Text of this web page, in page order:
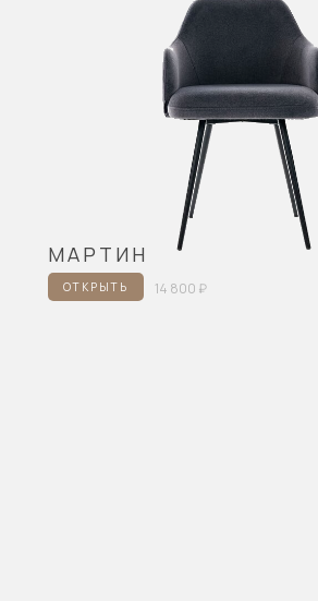
МАРТИН
ОТКРЫТЬ 14 800 ₽